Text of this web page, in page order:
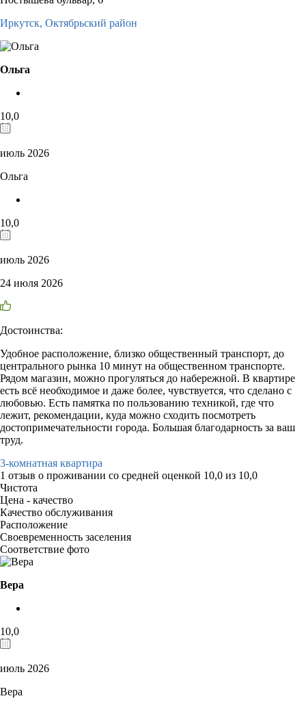
Иркутск, Октябрьский район
Ольга
10,0
июль 2026
Ольга
10,0
июль 2026
24 июля 2026
Достоинства:
Удобное расположение, близко общественный транспорт, до
центрального рынка 10 минут на общественном транспорте.
Рядом магазин, можно прогуляться до набережной. В квартире
есть всё необходимое и даже более, чувствуется, что сделано с
любовью. Есть памятка по пользованию техникой, где что
лежит, рекомендации, куда можно сходить посмотреть
достопримечательности города. Большая благодарность за ваш
труд.
3-комнатная квартира
1 отзыв о проживании со средней оценкой 10,0 из 10,0
Чистота
Цена - качество
Качество обслуживания
Расположение
Своевременность заселения
Соответствие фото
Вера
10,0
июль 2026
Вера